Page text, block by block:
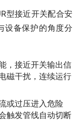
接近开关配合安
设备保护的角度分
，接近开关输出信
磁干扰，连续运行
或过压进入危险
触发管线自动切断